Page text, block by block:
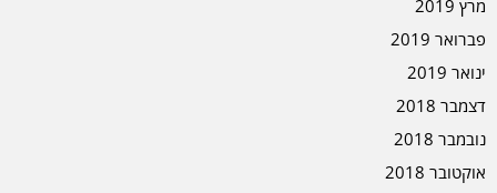
מרץ 2019
פברואר 2019
ינואר 2019
דצמבר 2018
נובמבר 2018
אוקטובר 2018